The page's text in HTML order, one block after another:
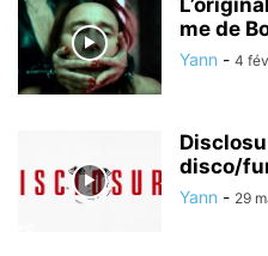
me de
Yann - 4
disco/
Yann - 29